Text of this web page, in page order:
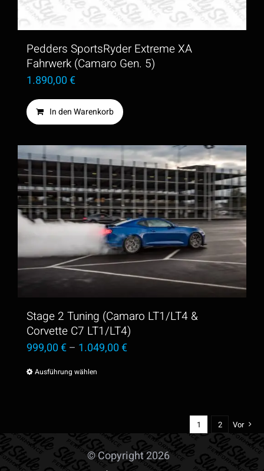
Pedders SportsRyder Extreme XA
Fahrwerk (Camaro Gen. 5)
1.890,00€
In den Warenkorb
Stage 2 Tuning (Camaro LT1/LT4 &
Corvette C7 LT1/LT4)
999,00€– 1.049,00€
Ausführung wählen
mehrere
Varianten
1 2 Vor
© Copyright 2026